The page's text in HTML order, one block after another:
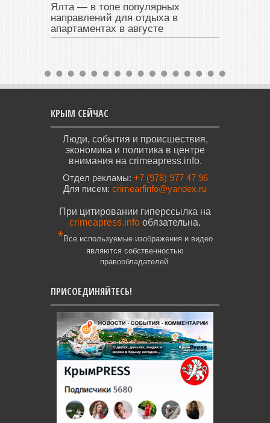
Ялта — в топе популярных
направлений для отдыха в
апартаментах в августе
КРЫМ СЕЙЧАС
Люди, события и происшествия,
экономика и политика в центре
внимания на crimeapress.info.
Отдел рекламы: +7 (978) 977 47 96
Для писем: crimearfinfo@yandex.ru
При цитировании гиперссылка на
crimeapress.info обязательна.
*Все используемые изображения и видео
являются собственностью
правообладателей.
ПРИСОЕДИНЯЙТЕСЬ!